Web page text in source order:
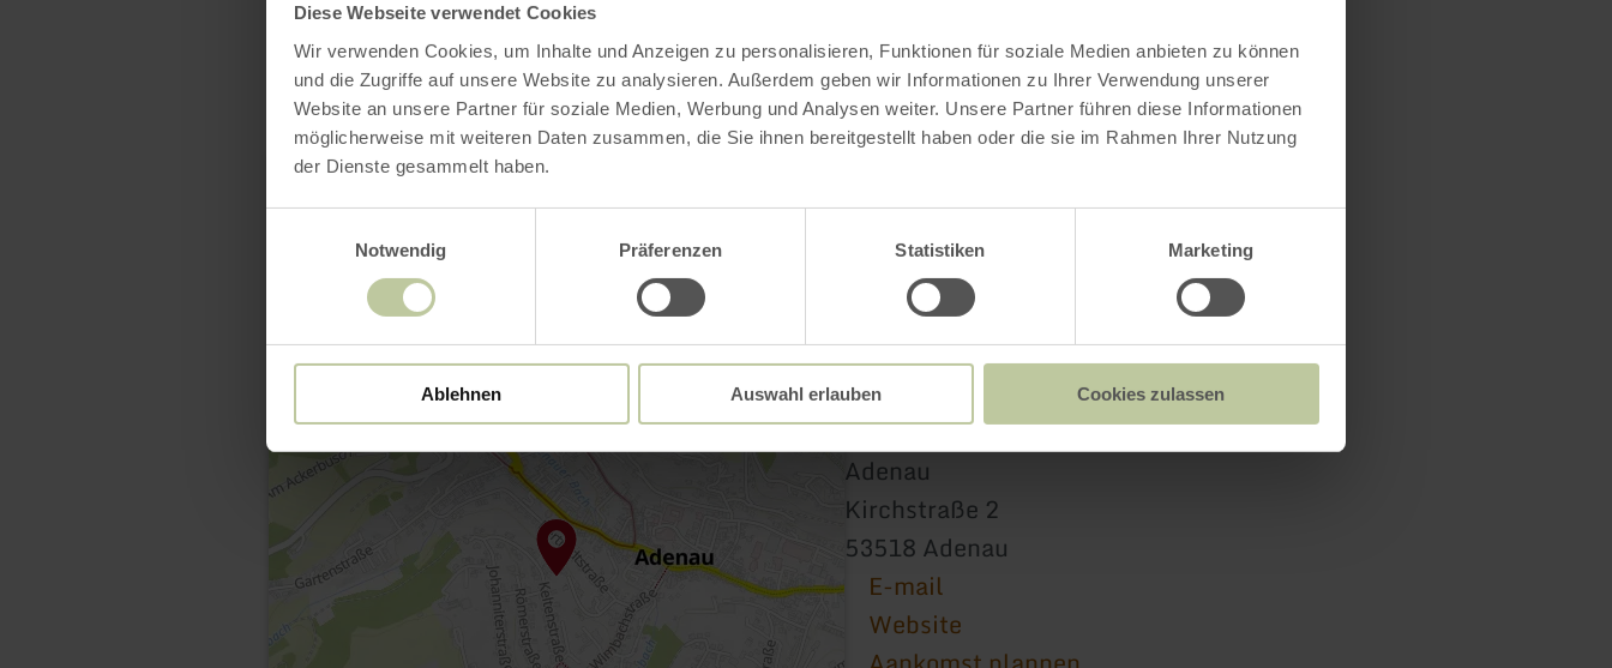
Diese Webseite verwendet Cookies
Wir verwenden Cookies, um Inhalte und Anzeigen zu personalisieren, Funktionen für soziale Medien anbieten zu können
und die Zugriffe auf unsere Website zu analysieren. Außerdem geben wir Informationen zu Ihrer Verwendung unserer
Website an unsere Partner für soziale Medien, Werbung und Analysen weiter. Unsere Partner führen diese Informationen
möglicherweise mit weiteren Daten zusammen, die Sie ihnen bereitgestellt haben oder die sie im Rahmen Ihrer Nutzung
der Dienste gesammelt haben.
Notwendig
Präferenzen Statistiken Marketing
Ablehnen Auswahl erlauben Cookies zulassen
Contact
Heimat-, Zunft- und Johannitermuseum
Adenau
Kirchstraße 2
53518 Adenau
E-mail
Website